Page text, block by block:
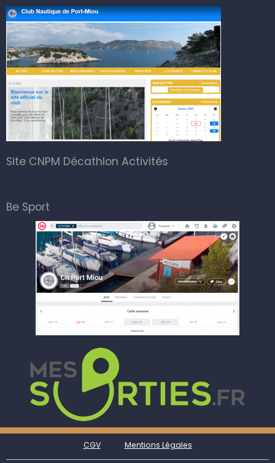
Site CNPM Décathlon Activités
Be Sport
CGV Mentions Légales